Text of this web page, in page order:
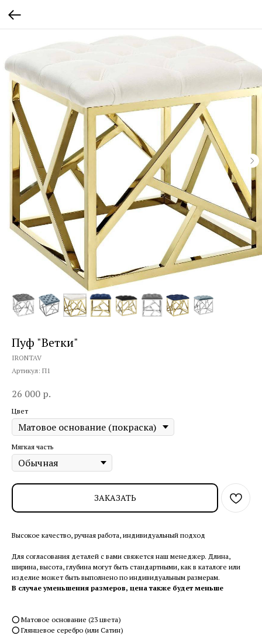
Пуф "Ветки"
IRONTAV
Артикул: П1
26 000 р.
Цвет
Мягкая часть
ЗАКАЗАТЬ
Высокое качество, ручная работа, индивидуальный подход
Для согласования деталей с вами свяжется наш менеджер. Длина,
ширина, высота, глубина могут быть стандартными, как в каталоге или
изделие может быть выполнено по индивидуальным размерам.
В случае уменьшения размеров, цена также будет меньше
⭕️ Матовое основание (23 цвета)
⭕️ Глянцевое серебро (или Сатин)